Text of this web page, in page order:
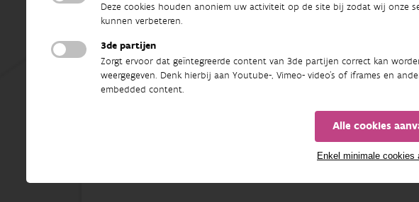
Deze cookies houden anoniem uw activiteit op de site bij zodat wij onze
kunnen verbeteren.
3de partijen
Zorgt ervoor dat geïntegreerde content van 3de partijen correct kan
weergegeven. Denk hierbij aan Youtube-, Vimeo- video's of iframes en
embedded content.
Alle cookies
Enkel minimale cookies
Van vis naar sensor: innovatieve
van de visveiligheid van pompen ter
en het behoud van paling en andere
, Stijn Bruneel, David Buysse, Nico De Maerteleire,